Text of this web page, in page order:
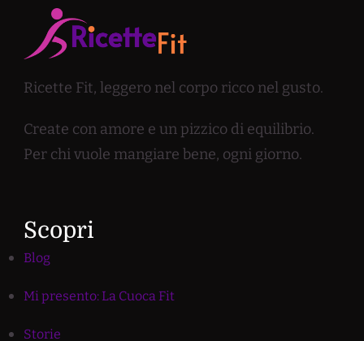
Ricette Fit, leggero nel corpo ricco nel gusto.
Create con amore e un pizzico di equilibrio.
Per chi vuole mangiare bene, ogni giorno.
Scopri
Blog
Mi presento: La Cuoca Fit
Storie